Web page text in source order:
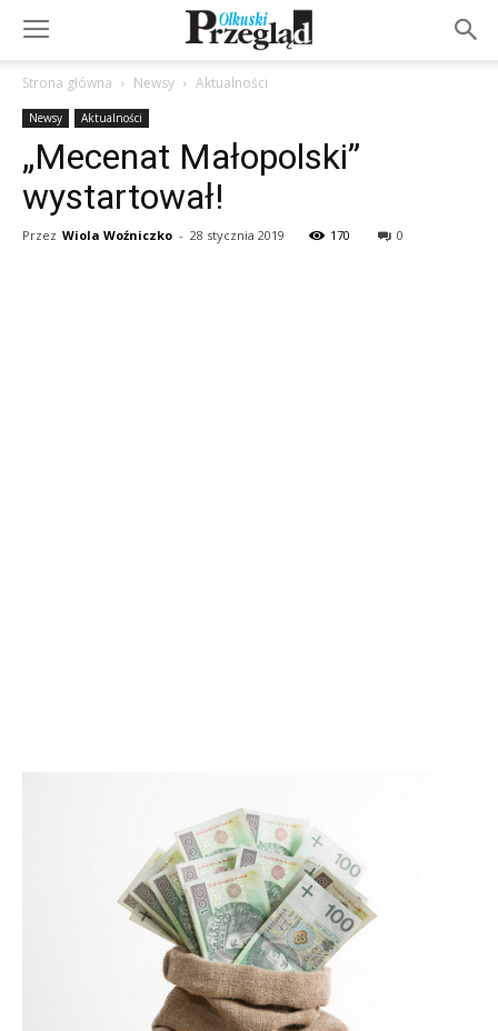
Strona główna Newsy Aktualności
Newsy Aktualności
„Mecenat Małopolski”
wystartował!
Przez Wiola Woźniczko - 28 stycznia 2019 170 0